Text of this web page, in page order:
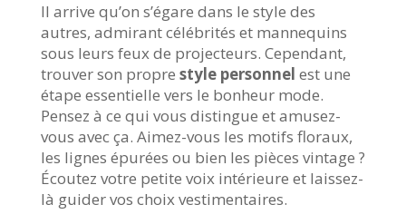
Il arrive qu’on s’égare dans le style des
autres, admirant célébrités et mannequins
sous leurs feux de projecteurs. Cependant,
trouver son propre style personnel est une
étape essentielle vers le bonheur mode.
Pensez à ce qui vous distingue et amusez-
vous avec ça. Aimez-vous les motifs floraux,
les lignes épurées ou bien les pièces vintage ?
Écoutez votre petite voix intérieure et laissez-
là guider vos choix vestimentaires.